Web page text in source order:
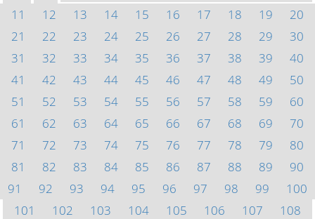
11
12 13 14 15 16 17 18 19
20
21
22 23 24 25 26 27 28 29
30
31
32 33 34 35 36 37 38 39
40
41
42 43 44 45 46 47 48 49
50
51
52 53 54 55 56 57 58 59
60
61
62 63 64 65 66 67 68 69
70
71
72 73 74 75 76 77 78 79
80
81
82 83 84 85 86 87 88 89
90
91
92 93 94 95 96 97 98 99
100
101
102 103 104 105 106 107
108